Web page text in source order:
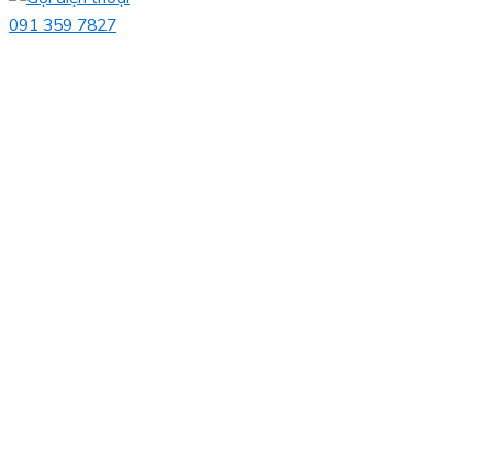
091 359 7827